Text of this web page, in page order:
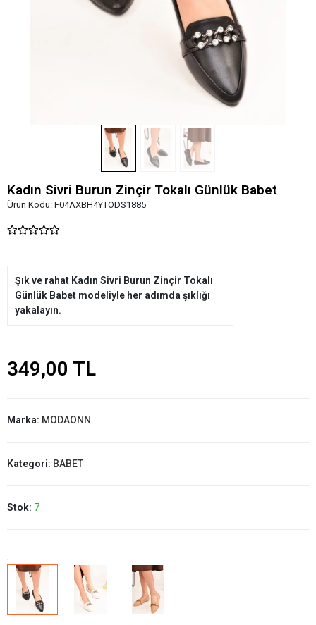
Kadın Sivri Burun Zinçir Tokalı Günlük Babet
Ürün Kodu: F04AXBH4YTODS1885
Şık ve rahat Kadın Sivri Burun Zinçir Tokalı
Günlük Babet modeliyle her adımda şıklığı
yakalayın.
349,00 TL
Marka: MODAONN
Kategori: BABET
Stok: 7
: